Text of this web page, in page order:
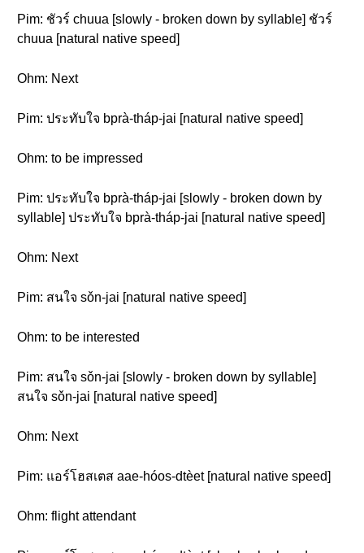
Pim: ชัวร์ chuua [slowly - broken down by syllable] ชัวร์
chuua [natural native speed]
Ohm: Next
Pim: ประทับใจ bprà-tháp-jai [natural native speed]
Ohm: to be impressed
Pim: ประทับใจ bprà-tháp-jai [slowly - broken down by
syllable] ประทับใจ bprà-tháp-jai [natural native speed]
Ohm: Next
Pim: สนใจ sǒn-jai [natural native speed]
Ohm: to be interested
Pim: สนใจ sǒn-jai [slowly - broken down by syllable]
สนใจ sǒn-jai [natural native speed]
Ohm: Next
Pim: แอร์โฮสเตส aae-hóos-dtèet [natural native speed]
Ohm: flight attendant